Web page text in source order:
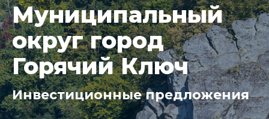
Муниципальный
округ город
Горячий Ключ
Инвестиционныепредложения
Муниципальный
округ город
Горячий Ключ
Всегореализовано